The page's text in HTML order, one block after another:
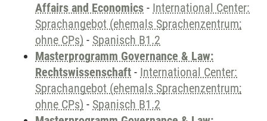
Affairs and Economics - International Center:
Sprachangebot (ehemals Sprachenzentrum;
ohne CPs) - Spanisch B1.2
Masterprogramm Governance & Law:
Rechtswissenschaft - International Center:
Sprachangebot (ehemals Sprachenzentrum;
ohne CPs) - Spanisch B1.2